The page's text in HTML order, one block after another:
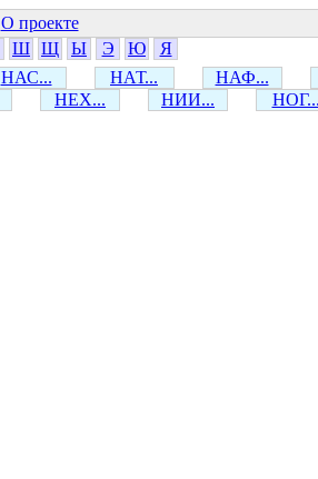
О проекте
Ш Щ Ы Э Ю
Я
НАС... НАТ... НАФ...
НЕХ... НИИ... НОГ...